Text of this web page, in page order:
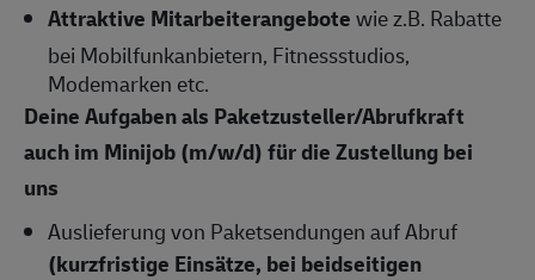
Attraktive Mitarbeiterangebotewie z.B. Rabatte
bei Mobilfunkanbietern, Fitnessstudios,
Modemarken etc.
Deine Aufgaben als Paketzusteller/Abrufkraft
auch im Minijob (m/w/d) für die Zustellung bei
uns
Auslieferung von Paketsendungen auf Abruf
(kurzfristige Einsätze, bei beidseitigen